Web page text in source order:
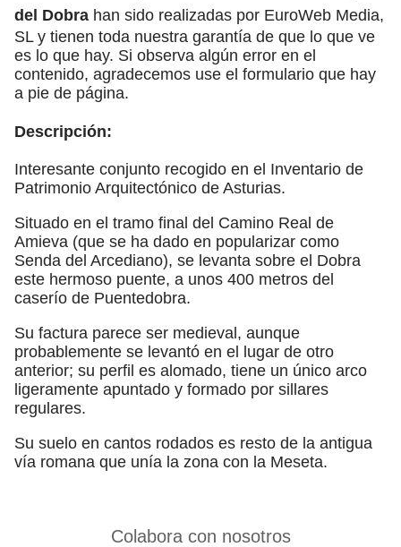
del Dobra han sido realizadas por EuroWeb Media,
SL y tienen toda nuestra garantía de que lo que ve
es lo que hay. Si observa algún error en el
contenido, agradecemos use el formulario que hay
a pie de página.
Descripción:
Interesante conjunto recogido en el Inventario de
Patrimonio Arquitectónico de Asturias.
Situado en el tramo final del Camino Real de
Amieva (que se ha dado en popularizar como
Senda del Arcediano), se levanta sobre el Dobra
este hermoso puente, a unos 400 metros del
caserío de Puentedobra.
Su factura parece ser medieval, aunque
probablemente se levantó en el lugar de otro
anterior; su perfil es alomado, tiene un único arco
ligeramente apuntado y formado por sillares
regulares.
Su suelo en cantos rodados es resto de la antigua
vía romana que unía la zona con la Meseta.
Colabora con nosotros